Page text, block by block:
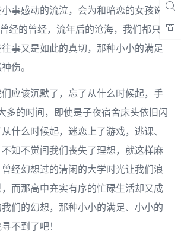
事感动的流泣，会为和暗恋的女孩说
经的曾经，流年后的沧海，我们都只能
事又是如此的真切，那种小小的满足
伤。­
应该沉默了，忘了从什么时候起，手
多的时间，即使是子夜宿舍床头依旧闪
什么时候起，迷恋上了游戏，逃课、
知不觉间我们丧失了理想，就这样麻
经幻想过的清闲的大学时光让我们浪
而那高中充实有序的忙碌生活却又成
们的幻想，那种小小的满足、小小的
不到了吧！­